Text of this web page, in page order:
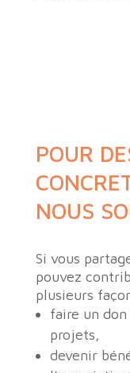
POUR
NOUS
Si vous
pouvez
plusieurs
faire un
projets,
devenir